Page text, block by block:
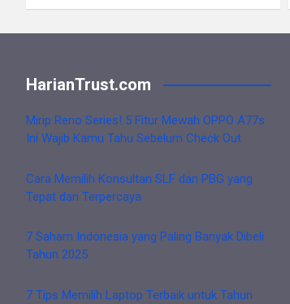
HarianTrust.com
Mirip Reno Series! 5 Fitur Mewah OPPO A77s
Ini Wajib Kamu Tahu Sebelum Check Out
Cara Memilih Konsultan SLF dan PBG yang
Tepat dan Terpercaya
7 Saham Indonesia yang Paling Banyak Dibeli
Tahun 2025
7 Tips Memilih Laptop Terbaik untuk Tahun